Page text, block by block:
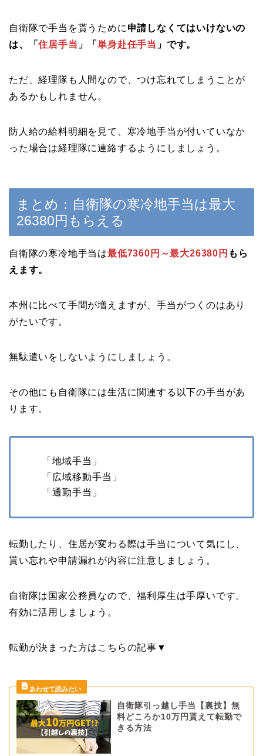
自衛隊で手当を貰うために 申請しなくてはいけないの
は、「住居手当 」「単身赴任手当 」です。
ただ、経理隊も人間なので、つけ忘れてしまうことが
あるかもしれません。
防人給の給料明細を見て、寒冷地手当が付いていなか
った場合は経理隊に連絡するようにしましょう。
まとめ：自衛隊の寒冷地手当は最大
26380円もらえる
自衛隊の寒冷地手当は最低7360円～最大26380円 もら
えます。
本州に比べて手間が増えますが、手当がつくのはあり
がたいです。
無駄遣いをしないようにしましょう。
その他にも自衛隊には生活に関連する以下の手当があ
ります。
「地域手当」
「広域移動手当」
「通勤手当」
転勤したり、住居が変わる際は手当について気にし、
貰い忘れや申請漏れが内容に注意しましょう。
自衛隊は国家公務員なので、福利厚生は手厚いです。
有効に活用しましょう。
転勤が決まった方はこちらの記事▼
自衛隊引っ越し手当【裏技】無
料どころか10万円貰えて転勤で
きる方法